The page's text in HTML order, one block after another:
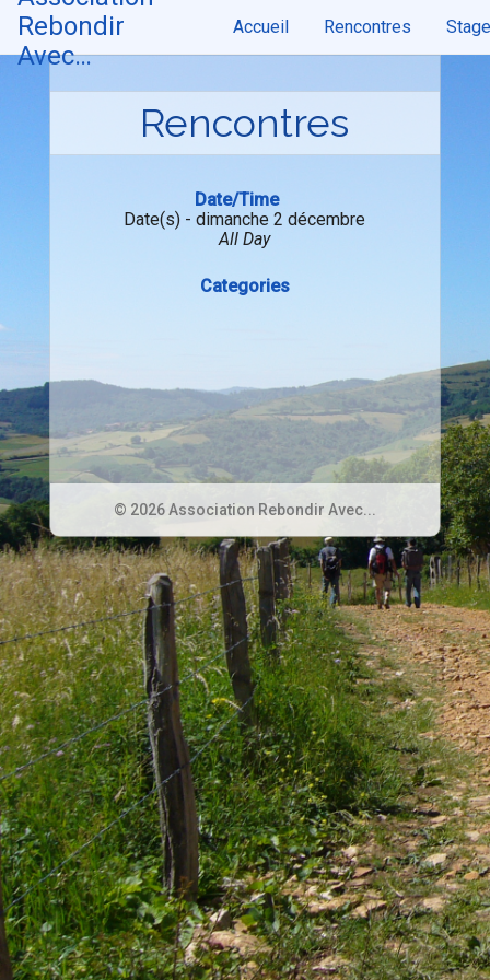
Skip
content
Rebondir
Avec…
Accueil Rencontres
Rencontres
Date/Time
Date(s) - dimanche 2 décembre
All Day
Categories
© 2026 Association Rebondir Avec...